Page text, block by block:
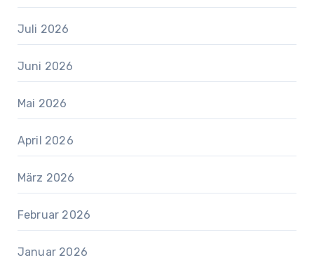
Juli 2026
Juni 2026
Mai 2026
April 2026
März 2026
Februar 2026
Januar 2026